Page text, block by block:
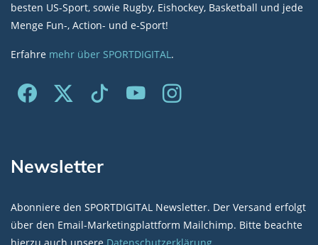
besten US-Sport, sowie Rugby, Eishockey, Basketball und jede
Menge Fun-, Action- und e-Sport!
Erfahre mehr über SPORTDIGITAL.
Newsletter
Abonniere den SPORTDIGITAL Newsletter. Der Versand erfolgt
über den Email-Marketingplattform Mailchimp. Bitte beachte